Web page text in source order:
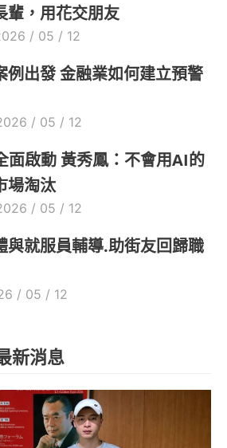
輩，用花交朋友
/ 05 / 12
例出發 金融業如何建立預警
/ 05 / 12
面啟動 黃秀鳳：不會用AI的
場淘汰
/ 05 / 12
與就服員輔導.助街友回歸職
/ 05 / 12
新消息